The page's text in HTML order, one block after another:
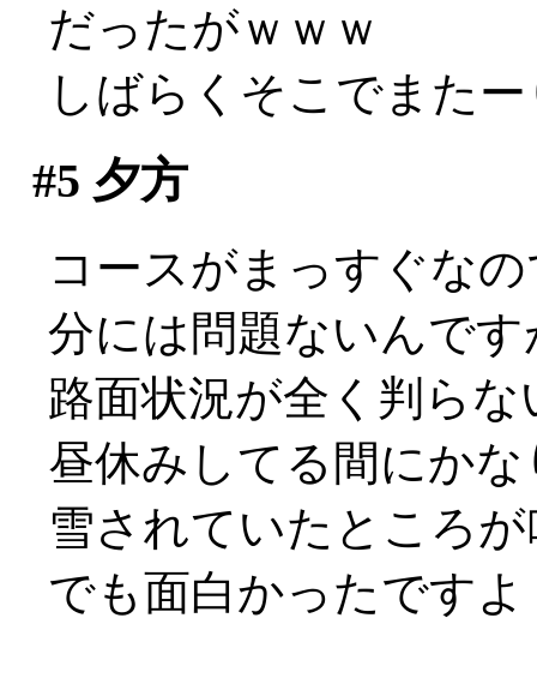
だったがｗｗｗ
しばらくそこでまた
#5 夕方
コースがまっすぐな
分には問題ないんです
路面状況が全く判ら
昼休みしてる間にか
雪されていたところ
でも面白かったですよ